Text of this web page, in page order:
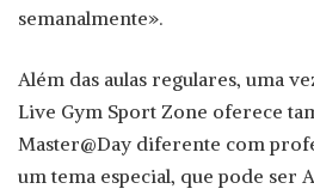
semanalmente».
Além das aulas regulares, uma
Live Gym Sport Zone oferece
Master@Day diferente com
um tema especial, que pode ser